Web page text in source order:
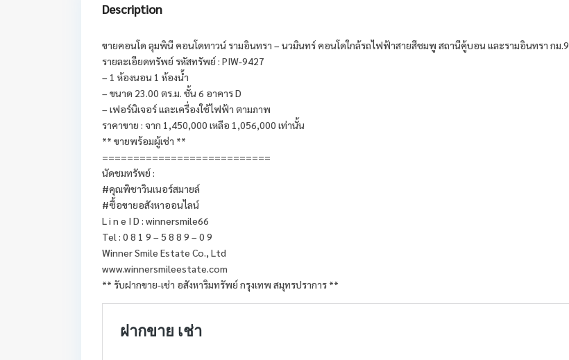
Description
ขายคอนโด ลุมพินี คอนโดทาวน์ รามอินทรา – นวมินทร์ คอนโดใกล้รถไฟฟ้าสายสีชมพู สถานีคู้บอน และรามอินทรา กม.9
รายละเอียดทรัพย์ รหัสทรัพย์ : PIW-9427
– 1 ห้องนอน 1 ห้องน้ำ
– ขนาด 23.00 ตร.ม. ชั้น 6 อาคาร D
– เฟอร์นิเจอร์ และเครื่องใช้ไฟฟ้า ตามภาพ
ราคาขาย : จาก 1,450,000 เหลือ 1,056,000 เท่านั้น
** ขายพร้อมผู้เช่า **
===========================
นัดชมทรัพย์ :
#คุณพิชาวินเนอร์สมายล์
#ซื้อขายอสังหาออนไลน์
L i n e I D : winnersmile66
Tel : 0 8 1 9 – 5 8 8 9 – 0 9
Winner Smile Estate Co., Ltd
www.winnersmileestate.com
** รับฝากขาย-เช่า อสังหาริมทรัพย์ กรุงเทพ สมุทรปราการ **